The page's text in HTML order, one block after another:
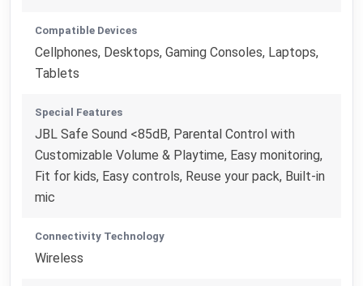
Compatible Devices
Cellphones, Desktops, Gaming Consoles, Laptops,
Tablets
Special Features
JBL Safe Sound <85dB, Parental Control with
Customizable Volume & Playtime, Easy monitoring,
Fit for kids, Easy controls, Reuse your pack, Built-in
mic
Connectivity Technology
Wireless